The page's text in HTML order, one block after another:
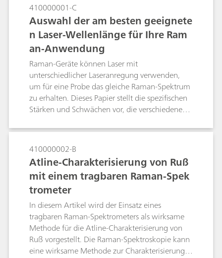
410000001-C
Auswahl der am besten geeignete
n Laser-Wellenlänge für Ihre Ram
an-Anwendung
Raman-Geräte können Laser mit
unterschiedlicher Laseranregung verwenden,
um für eine Probe das gleiche Raman-Spektrum
zu erhalten. Dieses Papier stellt die spezifischen
Stärken und Schwächen vor, die verschiedene
es einem Benutzer, die Messung verschiedener
Proben durch die Wahl der Raman-
Anregungslaserwellenlänge zu optimieren.
410000002-B
Atline-Charakterisierung von Ruß
mit einem tragbaren Raman-Spek
trometer
In diesem Artikel wird der Einsatz eines
tragbaren Raman-Spektrometers als wirksame
Methode für die Atline-Charakterisierung von
Ruß vorgestellt. Die Raman-Spektroskopie kann
eine wirksame Methode zur Charakterisierung